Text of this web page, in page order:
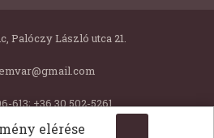
elérése
Palóczy László utca 21.
613; +36 30 502-5261